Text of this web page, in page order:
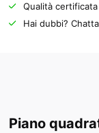
Qualità certificata
Hai dubbi?
Piano